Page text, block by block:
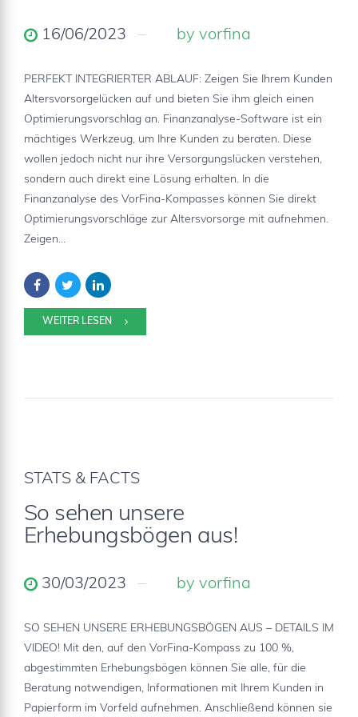
16/06/2023 by vorfina
PERFEKT INTEGRIERTER ABLAUF: Zeigen Sie Ihrem Kunden
Altersvorsorgelücken auf und bieten Sie ihm gleich einen
Optimierungsvorschlag an. Finanzanalyse-Software ist ein
mächtiges Werkzeug, um Ihre Kunden zu beraten. Diese
wollen jedoch nicht nur ihre Versorgungslücken verstehen,
sondern auch direkt eine Lösung erhalten. In die
Finanzanalyse des VorFina-Kompasses können Sie direkt
Optimierungsvorschläge zur Altersvorsorge mit aufnehmen.
Zeigen...
WEITER LESEN
STATS & FACTS
So sehen unsere
Erhebungsbögen aus!
30/03/2023 by vorfina
SO SEHEN UNSERE ERHEBUNGSBÖGEN AUS – DETAILS IM
VIDEO! Mit den, auf den VorFina-Kompass zu 100 %,
abgestimmten Erhebungsbögen können Sie alle, für die
Beratung notwendigen, Informationen mit Ihrem Kunden in
Papierform im Vorfeld aufnehmen. Anschließend können sie